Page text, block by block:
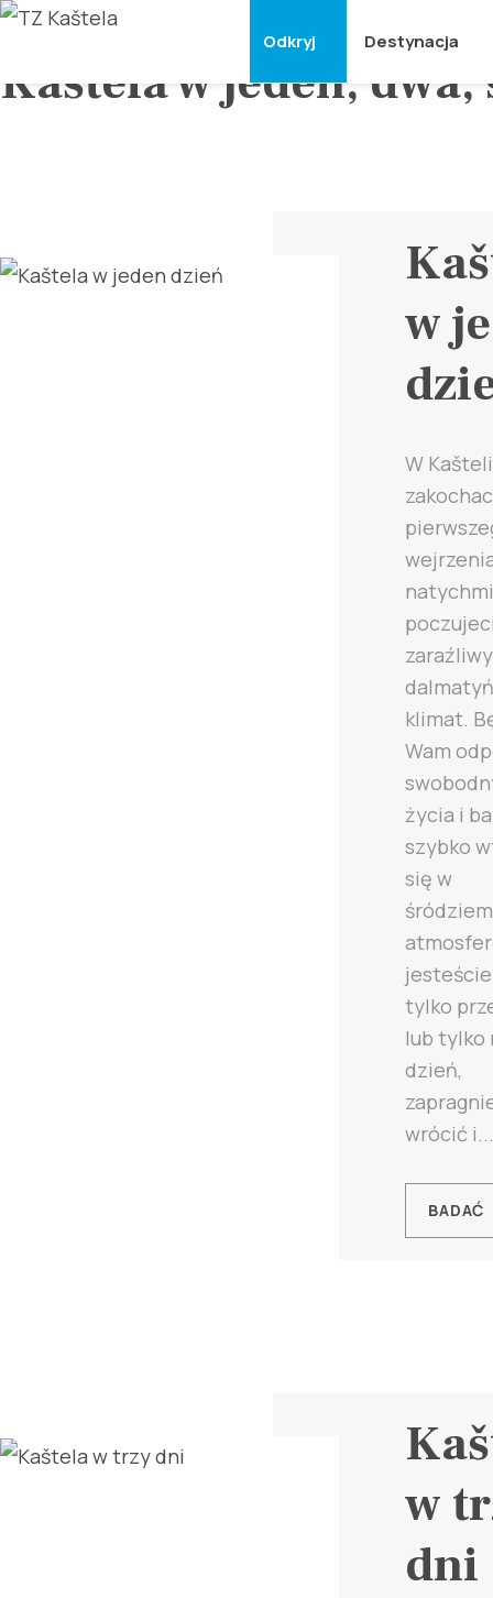
Odkryj Destynacja
Kaštela w jeden,
w
W Kašteli
zaraźliwy
klimat.
Wam
życia i
szybko
się w
tylko
lub tylko
dzień,
wrócić i...
BADAĆ
w
dni